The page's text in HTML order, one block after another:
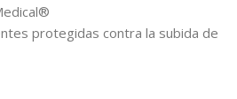
protegidas contra la subida de